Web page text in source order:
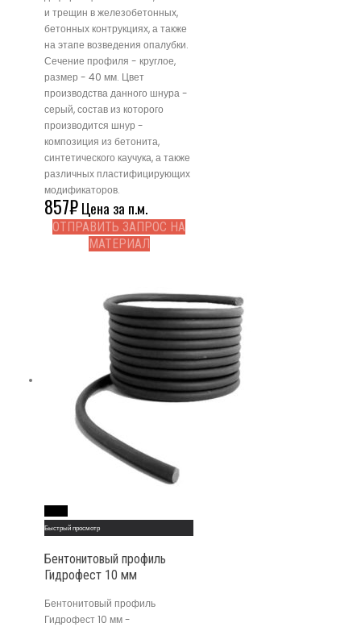
и трещин в железобетонных,
бетонных контрукциях, а также
на этапе возведения опалубки.
Сечение профиля - круглое,
размер - 40 мм. Цвет
производства данного шнура -
серый, состав из которого
производится шнур -
композиция из бетонита,
синтетического каучука, а также
различных пластифицирующих
модификаторов.
857₽Цена за п.м.
ОТПРАВИТЬ ЗАПРОС НА
МАТЕРИАЛ
Быстрый просмотр
Бентонитовый профиль
Гидрофест 10 мм
Бентонитовый профиль
Гидрофест 10 мм -